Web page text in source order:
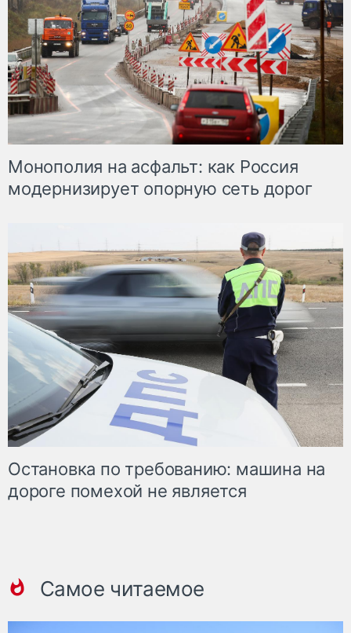
Монополия на асфальт: как Россия
модернизирует опорную сеть дорог
Остановка по требованию: машина на
дороге помехой не является
Самое читаемое